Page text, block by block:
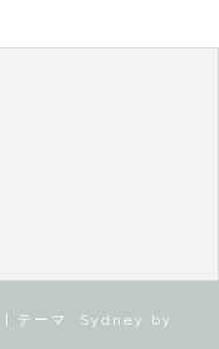
テーマ: Sydney by